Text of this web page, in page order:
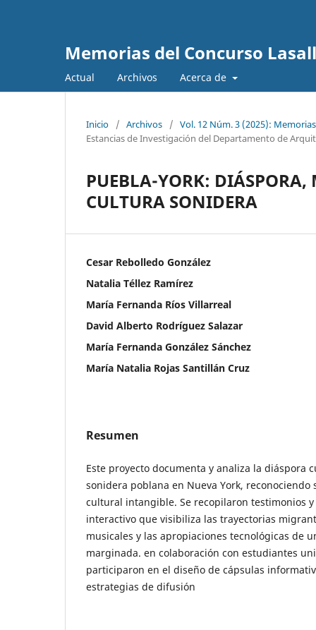
Memorias del Concurso
Actual Archivos Acerca de
Inicio / Archivos / Vol. 12 Núm. 3 (2025): Memorias
Estancias de Investigación del Departamento de
PUEBLA-YORK:
CULTURA SONIDERA
Cesar Rebolledo González
Natalia Téllez Ramírez
María Fernanda Ríos Villarreal
David Alberto Rodríguez Salazar
María Fernanda González Sánchez
María Natalia Rojas Santillán Cruz
Resumen
Este proyecto documenta y analiza la diáspora
sonidera poblana en Nueva York,
cultural intangible. Se recopilaron testimonios
interactivo que visibiliza las trayectorias
musicales y las apropiaciones tecnológicas de
marginada. en colaboración con estudiantes
participaron en el diseño de cápsulas
estrategias de difusión